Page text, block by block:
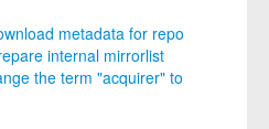
metadata for repo
internal mirrorlist
the term "acquirer" to